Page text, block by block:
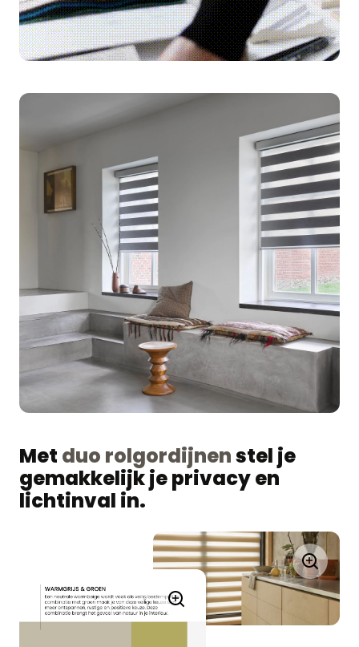
Met duo rolgordijnenstel je
gemakkelijk je privacy en
lichtinval in.